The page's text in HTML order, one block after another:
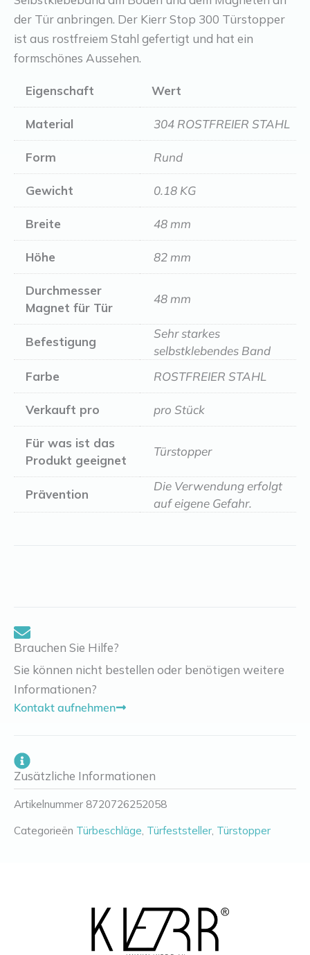
der Tür anbringen. Der Kierr Stop 300 Türstopper
ist aus rostfreiem Stahl gefertigt und hat ein
formschönes Aussehen.
Eigenschaft Wert
Material 304 ROSTFREIER STAHL
Form Rund
Gewicht 0.18 KG
Breite 48 mm
Höhe 82 mm
Durchmesser
Magnet für Tür
48 mm
Befestigung
Sehr starkes
selbstklebendes Band
Farbe
ROSTFREIER STAHL
Verkauft pro pro Stück
Für was ist das
Produkt geeignet
Türstopper
Prävention
Die Verwendung erfolgt
auf eigene Gefahr.
Brauchen Sie Hilfe?
Sie können nicht bestellen oder benötigen weitere
Informationen?
Kontakt aufnehmen
Zusätzliche Informationen
Artikelnummer 8720726252058
Categorieën Türbeschläge Türfeststeller Türstopper